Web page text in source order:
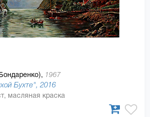
1967
Бухте", 2016
масляная краска